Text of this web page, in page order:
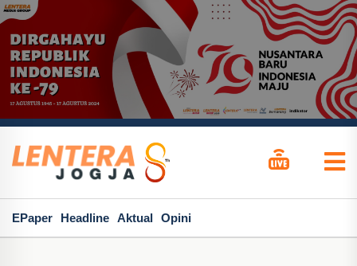
EPaper Headline Aktual Opini